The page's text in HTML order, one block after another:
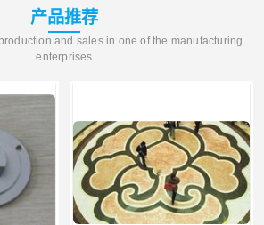
产品推荐
and sales in one of the manufacturing
enterprises